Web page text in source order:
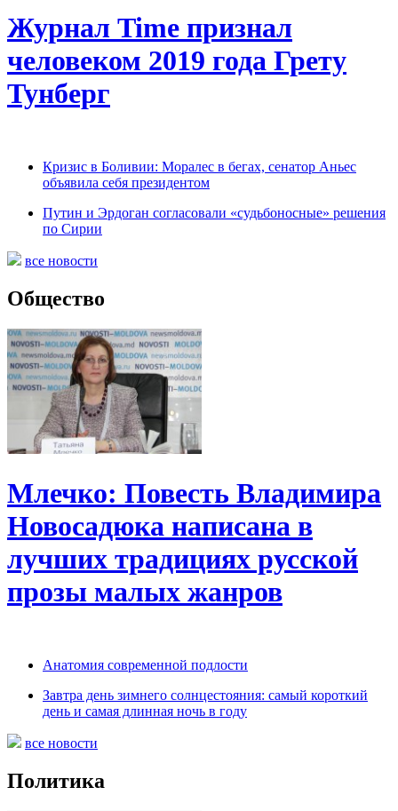
Журнал Time признал
человеком 2019 года Грету
Тунберг
Кризис в Боливии: Моралес в бегах, сенатор Аньес
объявила себя президентом
Путин и Эрдоган согласовали «судьбоносные» решения
по Сирии
все новости
Общество
Млечко: Повесть Владимира
Новосадюка написана в
лучших традициях русской
прозы малых жанров
Анатомия современной подлости
Завтра день зимнего солнцестояния: самый короткий
день и самая длинная ночь в году
все новости
Политика